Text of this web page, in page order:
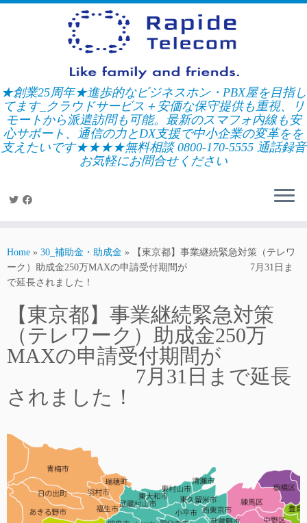
Skip
★創業25周年★進歩的なビジネスホン・PBX屋を目指し
てます_クラウドサービス＋安価な保守提供も重視、リ
モートから派遣訪問も可能。最新のスマフォ内線も安
心サポート、通信の力とDX支援で中小企業の変革をを
支えたいです★★★★無料相談 0800-170-5555 通話録音
お気軽にお問合せください
Home » 30_補助金・助成金 »
【東京都】事業継続緊急対策（テレワ
ーク）助成金250万MAXの申請受付期間が 7月31日ま
で延長されました！
【東京都】事業継続緊急対策
（テレワーク）助成金250万
MAXの申請受付期間が
7月31日まで延長
されました！